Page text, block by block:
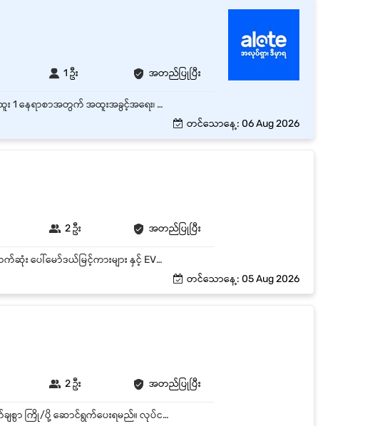
1 ဦး အတည်ပြုပြီး
စမ်းချောင်း၊ ရန်ကုန်တိုင်းတွင်ရှိသော အချိန်ပြည့် Driver (သို့မဟုတ် ယာဉ်မောင်း) ရာထူး 1 နေရာစာအတွက် အထူးအခွင့်အရေး၊ လုပ်သက် - မန်နေဂျာ နှင့် လစဉ် လစာကောင်းကောင်းပေးမည်။
တင်သောနေ့: 06 Aug 2026
2 ဦး အတည်ပြုပြီး
အထက်လူကြီးမှ ပေးအပ်သောတာဝန်များကို တိကျသေချာစွာလုပ်ကိုင်နိုင်ရမည်။ နောက်ဆုံး ပေါ်မော်ဒယ်မြင့်ကားများ နှင့် EVကားများမောင်းနှင်နိုင်ရမည်။ ယာဉ်၏သန့်ရှင်းမှုနှင့် ပြုပြင် ထိန်းသိမ်းရေးကို အမြဲစစ်ဆေးလုပ်ဆောင်နိုင်ရမည်။ ယာဉ်စည်းကမ်း၊ လမ်းစည်းကမ်းများကို တိကျသေချာစွာလိုက်နာရမည်။ ရန်ကုန်မြို့တွင်း ကျွမ်းကျင်စွာ မောင်းနှင်နိုင်ပြီး မန္တလေး, နေပြည်တော် Highway အတွေ့အကြုံရှိသူဦးစားပေးမည်။ လုပ်ငန်းသဘောအရ အလုပ်ချိန် Flexible Hours ဖြစ်ပြီး မိသားစုစိတ်ဓာတ်ရှိသူဖြစ်ရမည်။ အလုပ်ချိန်အတွင်း အမြဲအသင့်ရှိသူ,ချက်ချင်းဖုန်းကိုင်နိုင်သူဖြစ်ရမည်။ ဘေးအန္တရာယ်ကင်းရှင်းရေးသည် ပထမဦးစားပေး ဖြစ်ပြီး နေ့ရော/ညပါ တာဝန်ထမ်းဆောင်နိုင်သူဖြစ်ရမည်။
တင်သောနေ့: 05 Aug 2026
2 ဦး အတည်ပြုပြီး
ကုမ္ပဏီဝန်ထမ်းများအား ရုံး၊ Event နှင့် အခြားလုပ်ငန်းဆိုင်ရာ နေရာများသို့ လုံခြုံစိတ်ချစွာ ကြို/ပို့ ဆောင်ရွက်ပေးရမည်။ လုပ်ငန်းလိုအပ်ချက်အရ ရုံးချိန်ပြင်ပ၊ Weekend နှင့် Public Holiday များတွင် တာဝန်ထမ်းဆောင်နိုင်ရမည်။ သတ်မှတ်ထားသော လမ်းကြောင်းများအတိုင်း ယာဉ်ကို လုံခြုံစိတ်ချစွာ မောင်းနှင်ပြီး လမ်းစည်းကမ်းများကို အမြဲလိုက်နာရမည်။ ယာဉ်၏ သန့်ရှင်းရေး၊ နေ့စဉ်စစ်ဆေးမှု၊ ဆီ၊ တာယာ၊ ဘရိတ်၊ Air-con နှင့် အခြားအခြေခံအချက်များကို အမြဲစစ်ဆေးထိန်းသိမ်းရမည်။ Management မှ တာဝန်ပေးအပ်သော အခြားသက်ဆိုင်ရာလုပ်ငန်းများကို ဆောင်ရွက်နိုင်ရမည်။